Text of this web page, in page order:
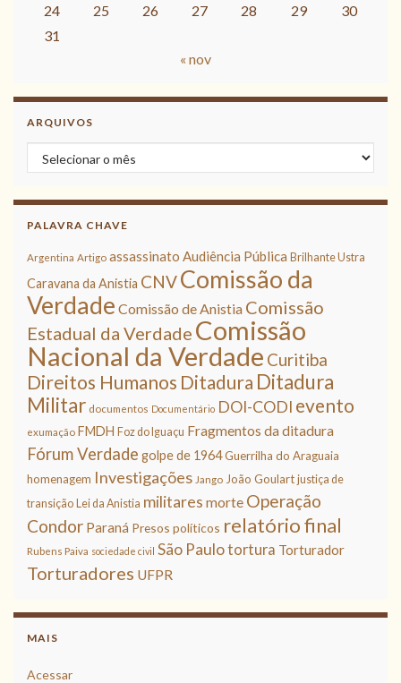
24
25 26 27 28 29
30
31
« nov
ARQUIVOS
Arquivos
PALAVRA CHAVE
Argentina Artigo assassinato Audiência Pública Brilhante Ustra
Caravana da Anistia CNVComissão da
Verdade Comissão de Anistia Comissão
Estadual da Verdade Comissão
Nacional da Verdade Curitiba
Direitos Humanos Ditadura Ditadura
Militar documentos Documentário DOI-CODI evento
exumação FMDH Foz do Iguaçu Fragmentos da ditadura
Fórum Verdade golpe de 1964Guerrilha do Araguaia
homenagem Investigações Jango João Goulart justiça de
transição
Lei da Anistia militares morte Operação
Condor Paraná Presos políticos relatório final
Rubens Paiva sociedade civil São Paulotortura Torturador
Torturadores UFPR
MAIS
Acessar